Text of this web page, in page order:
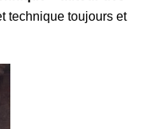
technique toujours et